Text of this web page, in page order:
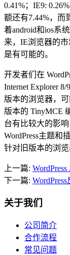
0.41%；IE9:
额还有7.44%，而
着android和ios系
来，IE浏览器的
是有可能的。
开发者们在
Internet Explorer
版本的浏览器，
版本的 TinyMCE
台有比较大的影
WordPress主题和
针对旧版本的浏览
上一篇:
下一篇:
关于我们
公司简介
合作流程
常见问题